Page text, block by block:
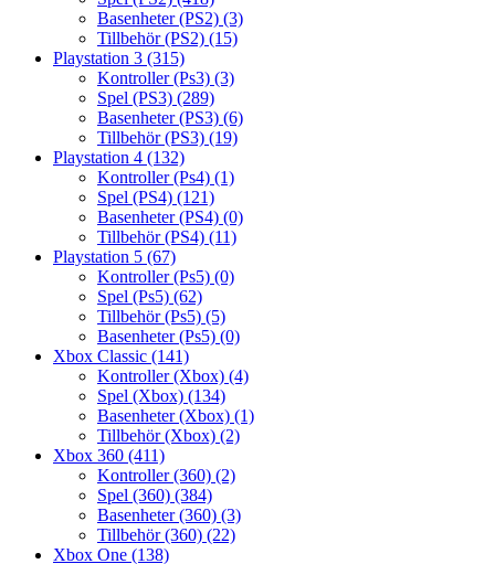
Basenheter (PS2) (3)
Tillbehör (PS2) (15)
Playstation 3 (315)
Kontroller (Ps3) (3)
Spel (PS3) (289)
Basenheter (PS3) (6)
Tillbehör (PS3) (19)
Playstation 4 (132)
Kontroller (Ps4) (1)
Spel (PS4) (121)
Basenheter (PS4) (0)
Tillbehör (PS4) (11)
Playstation 5 (67)
Kontroller (Ps5) (0)
Spel (Ps5) (62)
Tillbehör (Ps5) (5)
Basenheter (Ps5) (0)
Xbox Classic (141)
Kontroller (Xbox) (4)
Spel (Xbox) (134)
Basenheter (Xbox) (1)
Tillbehör (Xbox) (2)
Xbox 360 (411)
Kontroller (360) (2)
Spel (360) (384)
Basenheter (360) (3)
Tillbehör (360) (22)
Xbox One (138)